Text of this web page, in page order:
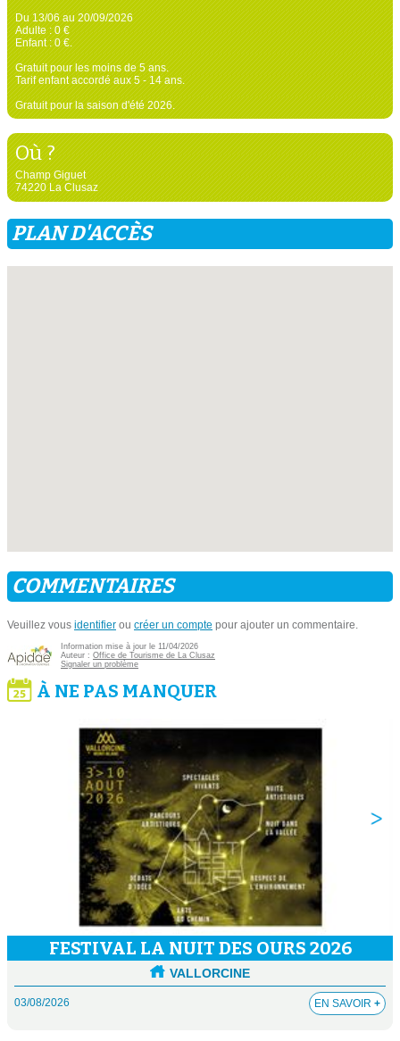
Du 13/06 au 20/09/2026
Adulte : 0 €
Enfant : 0 €.
Gratuit pour les moins de 5 ans.
Tarif enfant accordé aux 5 - 14 ans.
Gratuit pour la saison d'été 2026.
Où ?
Champ Giguet
74220 La Clusaz
PLAN D'ACCÈS
COMMENTAIRES
Veuillez vous identifier ou créer un compte pour ajouter un commentaire.
Information mise à jour le 11/04/2026
Auteur : Office de Tourisme de La Clusaz
Signaler un problème
À NE PAS MANQUER
FESTIVAL LA NUIT DES OURS 2026
VALLORCINE
03/08/2026 EN SAVOIR +